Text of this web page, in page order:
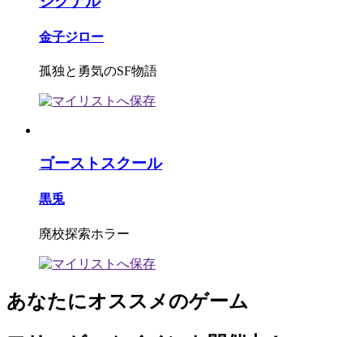
金子ジロー
孤独と勇気のSF物語
ゴーストスクール
黒兎
廃校探索ホラー
あなたにオススメのゲーム